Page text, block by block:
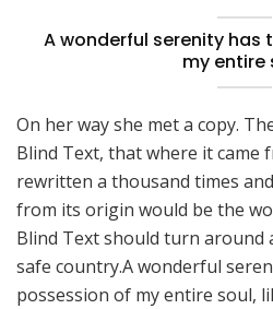
A wonderful serenity has
my entire
On her way she met a copy.
Blind Text, that where it came
rewritten a thousand times
from its origin would be the
Blind Text should turn around
safe country.A wonderful
possession of my entire soul,